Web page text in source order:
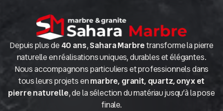
Depuis plus de 40 ans,Sahara Marbretransforme la pierre
naturelle en réalisations uniques, durables et élégantes.
Nous accompagnons particuliers et professionnels dans
tous leurs projets enmarbre, granit, quartz, onyx et
pierre naturelle, de la sélection du matériau jusqu’à la pose
finale.